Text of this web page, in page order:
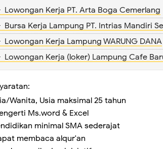
Lowongan Kerja PT. Arta Boga Cemerlang
Bursa Kerja Lampung PT. Intrias Mandiri
Lowongan Kerja Lampung WARUNG DANA
Lowongan Kerja (loker) Lampung Cafe
Wanita, Usia maksimal 25 tahun
Ms.word & Excel
minimal SMA sederajat
membaca alqur'an